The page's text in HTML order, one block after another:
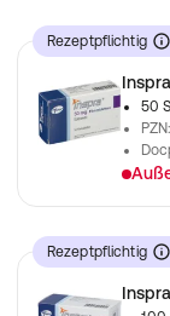
Rezeptpflichtig
50
PZN:
Rezeptpflichtig